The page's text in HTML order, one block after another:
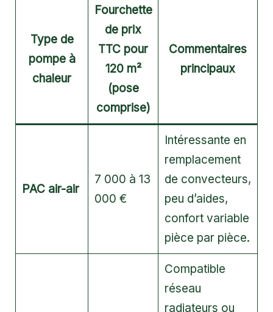
Type de
pompe à
chaleur
Fourchette
de prix
TTC pour
120 m²
(pose
comprise)
Commentaires
principaux
PAC air-air
7 000 à 13
000 €
Intéressante en
remplacement
de convecteurs,
peu d’aides,
confort variable
pièce par pièce.
Compatible
réseau
radiateurs ou